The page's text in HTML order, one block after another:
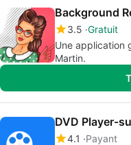
Background
3.5 Gratuit
Une application
Martin.
DVD Player-
4.1
Payant